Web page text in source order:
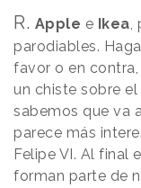
R. Apple e Ikea,
parodiables.
favor o en
un chiste sobre
sabemos que va
parece más
Felipe VI. Al final
forman parte de